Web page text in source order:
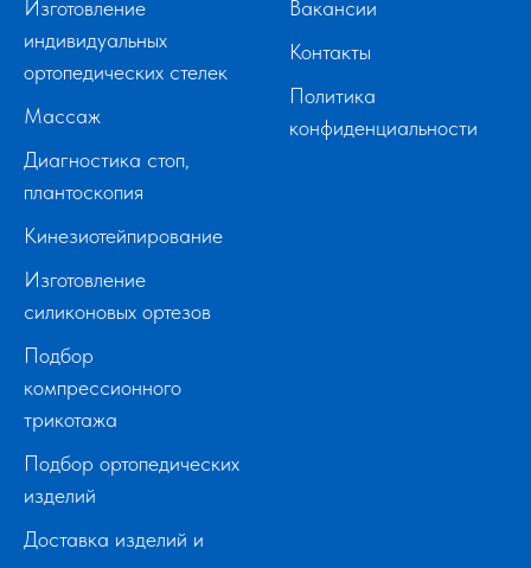
Изготовление
индивидуальных
ортопедических стелек
Массаж
Диагностика стоп,
плантоскопия
Кинезиотейпирование
Изготовление
силиконовых ортезов
Подбор
компрессионного
трикотажа
Подбор ортопедических
изделий
Доставка изделий и
Вакансии
Контакты
Политика
конфиденциальности